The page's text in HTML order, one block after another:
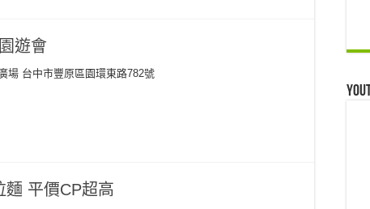
遊會
場 台中市豐原區園環東路782號
麵 平價CP超高